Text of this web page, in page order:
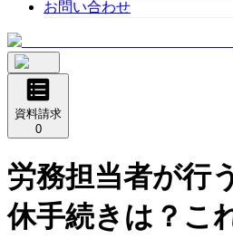
お問い合わせ
資料請求
0
労務担当者が行
休手続きは？こ